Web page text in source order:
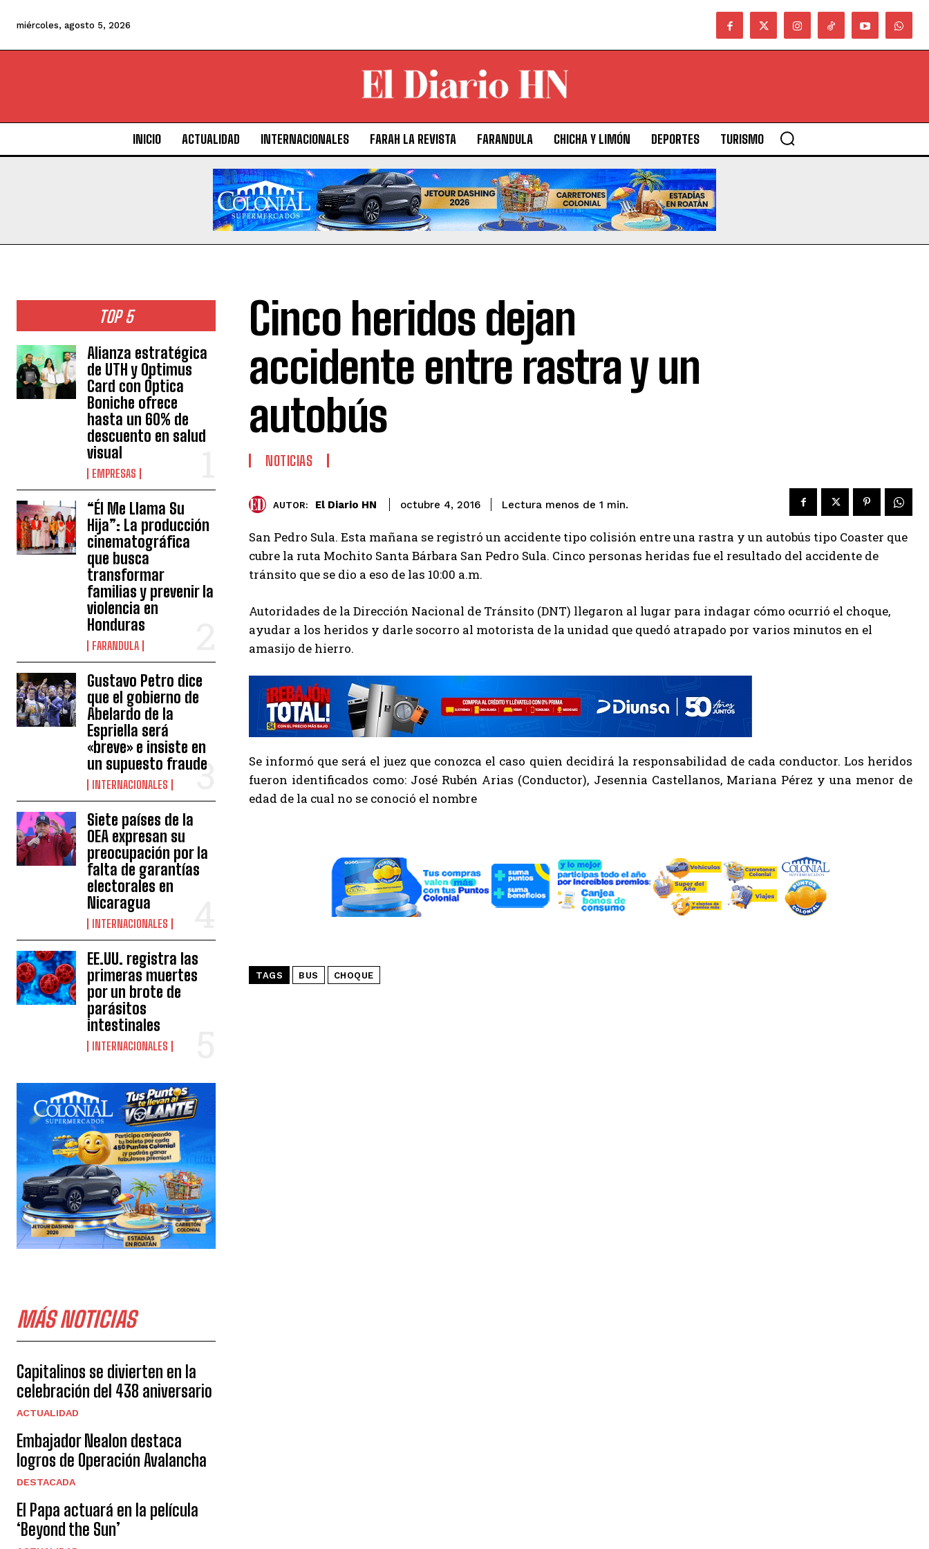
miércoles, agosto 5, 2026
INICIO ACTUALIDAD INTERNACIONALES FARAH LA REVISTA FARANDULA CHICHA Y LIMÓN DEPORTES TURISMO
TOP 5
Alianza estratégica
de UTH y Optimus
Card con Óptica
Boniche ofrece
hasta un 60% de
descuento en salud
visual
EMPRESAS
“Él Me Llama Su
Hija”: La producción
cinematográfica
que busca
transformar
familias y prevenir la
violencia en
Honduras
FARANDULA
Gustavo Petro dice
que el gobierno de
Abelardo de la
Espriella será
«breve» e insiste en
un supuesto fraude
INTERNACIONALES
Siete países de la
OEA expresan su
preocupación por la
falta de garantías
electorales en
Nicaragua
INTERNACIONALES
EE.UU. registra las
primeras muertes
por un brote de
parásitos
intestinales
INTERNACIONALES
MÁS NOTICIAS
Capitalinos se divierten en la
celebración del 438 aniversario
ACTUALIDAD
Embajador Nealon destaca
logros de Operación Avalancha
DESTACADA
El Papa actuará en la película
‘Beyond the Sun’
Cinco heridos dejan
accidente entre rastra y un
autobús
NOTICIAS
AUTOR: El Diario HN octubre 4, 2016 Lectura menos de 1 min.
San Pedro Sula. Esta mañana se registró un accidente tipo colisión entre una rastra y un autobús tipo Coaster que
cubre la ruta Mochito Santa Bárbara San Pedro Sula. Cinco personas heridas fue el resultado del accidente de
tránsito que se dio a eso de las 10:00 a.m.
Autoridades de la Dirección Nacional de Tránsito (DNT) llegaron al lugar para indagar cómo ocurrió el choque,
ayudar a los heridos y darle socorro al motorista de la unidad que quedó atrapado por varios minutos en el
amasijo de hierro.
Se informó que será el juez que conozca el caso quien decidirá la responsabilidad de cada conductor. Los heridos
fueron identificados como: José Rubén Arias (Conductor), Jesennia Castellanos, Mariana Pérez y una menor de
edad de la cual no se conoció el nombre
TAGS BUS CHOQUE